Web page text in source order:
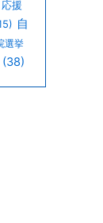
応援
自
選挙
(38)